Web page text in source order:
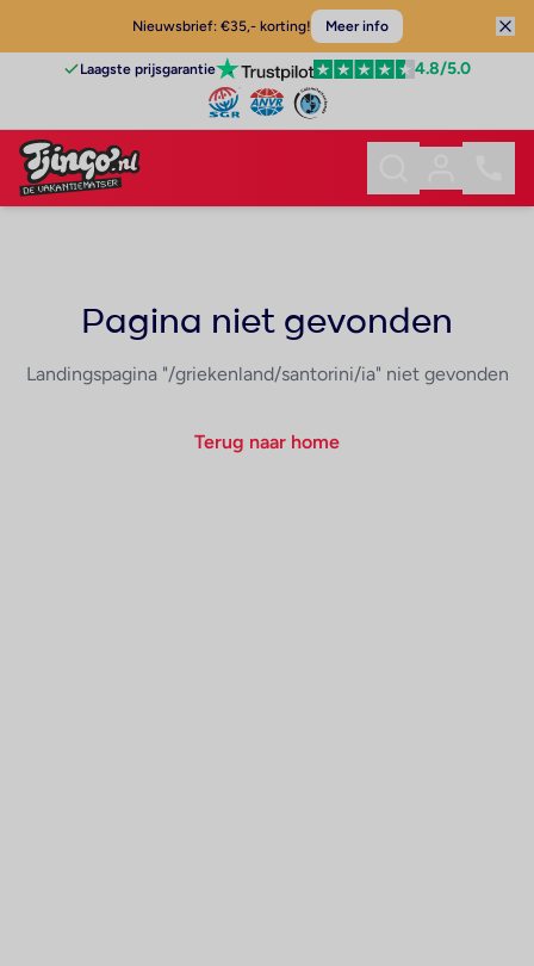
Nieuwsbrief: €35,- korting! Meer info
Laagste prijsgarantie 4.8/5.0
Pagina niet gevonden
Landingspagina "/griekenland/santorini/ia" niet gevonden
Terug naar home